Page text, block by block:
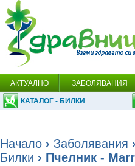
АКТУАЛНО ЗАБОЛЯВАНИЯ
КАТАЛОГ - БИЛКИ
Начало › Заболявания ›
Билки › Пчелник -